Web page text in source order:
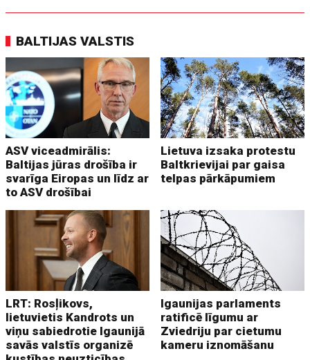
BALTIJAS VALSTIS
ASV viceadmirālis:
Baltijas jūras drošība ir
svarīga Eiropas un līdz ar
to ASV drošībai
Lietuva izsaka protestu
Baltkrievijai par gaisa
telpas pārkāpumiem
LRT: Rosļikovs,
lietuvietis Kandrots un
viņu sabiedrotie Igaunijā
savās valstīs organizē
Igaunijas parlaments
ratificē līgumu ar
Zviedriju par cietumu
kameru iznomāšanu